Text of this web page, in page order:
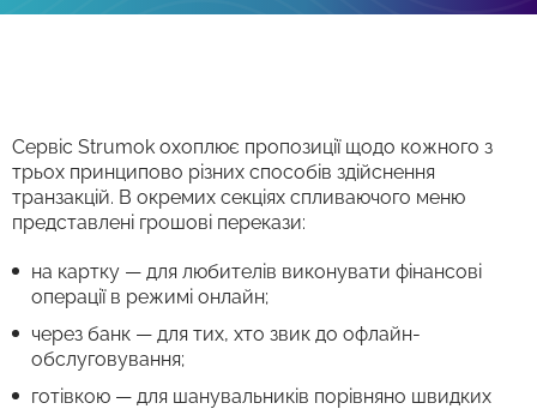
Сервіс Strumok охоплює пропозиції щодо кожного з
трьох принципово різних способів здійснення
транзакцій. В окремих секціях спливаючого меню
представлені грошові перекази:
на картку — для любителів виконувати фінансові
операції в режимі онлайн;
через банк — для тих, хто звик до офлайн-
обслуговування;
готівкою — для шанувальників порівняно швидких